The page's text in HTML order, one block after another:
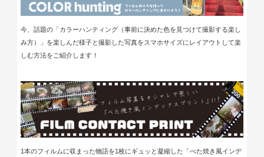
今、話題の「カラーハンティング（事前に決めた色を見つけて撮影する楽し
み方）」を楽しんだ様子と撮影した写真をスマホサイズにレイアウトして楽
しむ方法をご紹介します！
1本のフィルムに収まった物語を1枚にギュッと凝縮した「べた焼き風インデ